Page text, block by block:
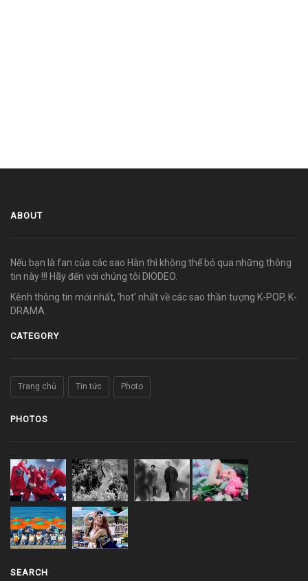
ABOUT
Nếu bạn là fan của các sao Hàn thì không thể bỏ qua những thông
tin này !!! Hãy đến với chúng tôi DIODEO.
Kênh thông tin mới nhất, ‘hot’ nhất về các sao thần tượng K-POP, K-
DRAMA.
CATEGORY
Trang chủ Tin tức Photo
PHOTOS
SEARCH